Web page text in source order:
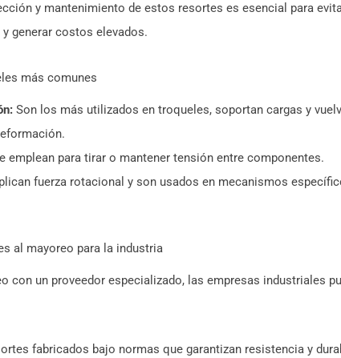
y mantenimiento de estos resortes es esencial para
generar costos elevados.
más comunes
Son los más utilizados en troqueles, soportan cargas y
emplean para tirar o mantener tensión entre componentes.
fuerza rotacional y son usados en mecanismos
al mayoreo para la industria
con un proveedor especializado, las empresas industriales
fabricados bajo normas que garantizan resistencia y